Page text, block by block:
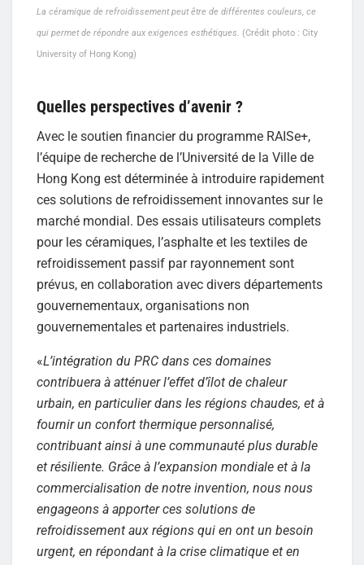
La céramique de refroidissement peut être de différentes couleurs, ce
qui permet de répondre aux exigences esthétiques. (Crédit photo : City
University of Hong Kong)
Quelles perspectives d’avenir ?
Avec le soutien financier du programme RAISe+,
l’équipe de recherche de l’Université de la Ville de
Hong Kong est déterminée à introduire rapidement
ces solutions de refroidissement innovantes sur le
marché mondial. Des essais utilisateurs complets
pour les céramiques, l’asphalte et les textiles de
refroidissement passif par rayonnement sont
prévus, en collaboration avec divers départements
gouvernementaux, organisations non
gouvernementales et partenaires industriels.
«L’intégration du PRC dans ces domaines
contribuera à atténuer l’effet d’îlot de chaleur
urbain, en particulier dans les régions chaudes, et à
fournir un confort thermique personnalisé,
contribuant ainsi à une communauté plus durable
et résiliente. Grâce à l’expansion mondiale et à la
commercialisation de notre invention, nous nous
engageons à apporter ces solutions de
refroidissement aux régions qui en ont un besoin
urgent, en répondant à la crise climatique et en